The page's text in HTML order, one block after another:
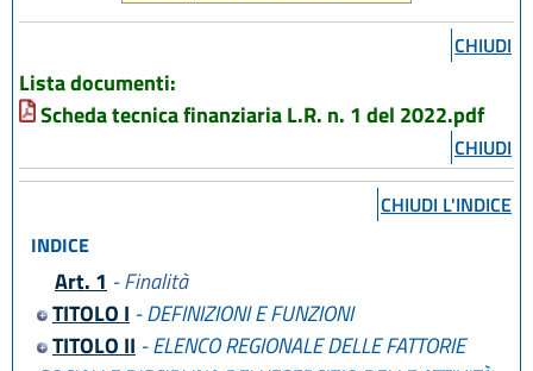
CHIUDI
Lista documenti:
Scheda tecnica finanziaria L.R. n. 1 del 2022.pdf
CHIUDI
CHIUDI L'INDICE
INDICE
Art. 1 - Finalità
TITOLO I - DEFINIZIONI E FUNZIONI
TITOLO II - ELENCO REGIONALE DELLE FATTORIE